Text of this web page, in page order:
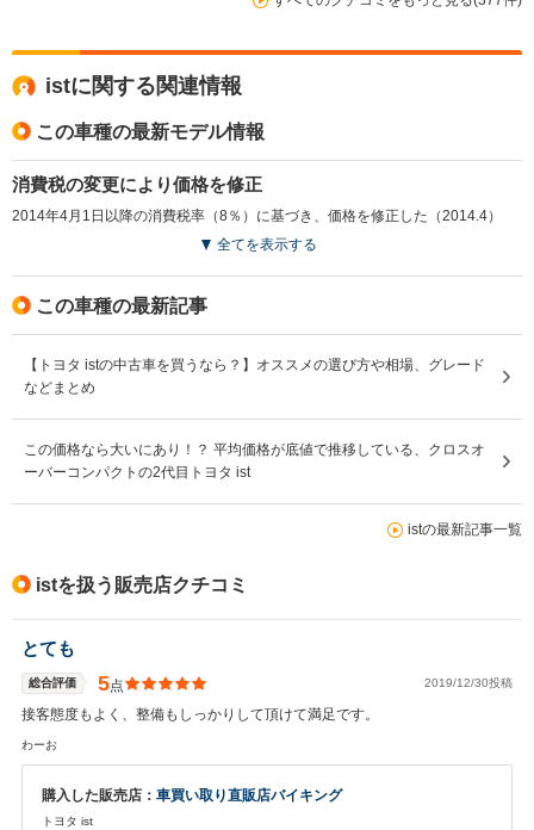
istに関する関連情報
この車種の最新モデル情報
消費税の変更により価格を修正
2014年4月1日以降の消費税率（8％）に基づき、価格を修正した（2014.4）
全てを表示する
この車種の最新記事
【トヨタ istの中古車を買うなら？】オススメの選び方や相場、グレード
などまとめ
この価格なら大いにあり！？ 平均価格が底値で推移している、クロスオ
ーバーコンパクトの2代目トヨタ ist
istの最新記事一覧
istを扱う販売店クチコミ
とても
総合評価 5点 2019/12/30投稿
接客態度もよく、整備もしっかりして頂けて満足です。
わーお
購入した販売店： 車買い取り直販店バイキング
トヨタ ist